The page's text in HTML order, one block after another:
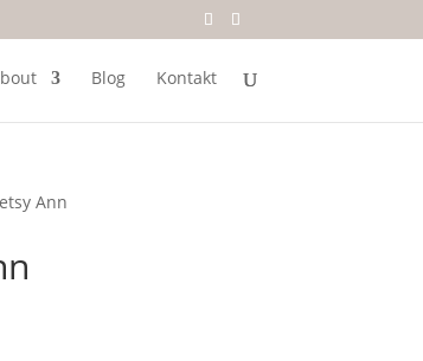
Blog Kontakt
Ann